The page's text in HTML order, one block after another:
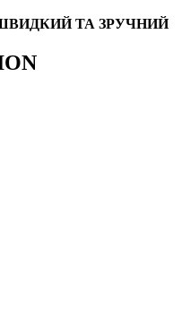
ТА ЗРУЧНИЙ